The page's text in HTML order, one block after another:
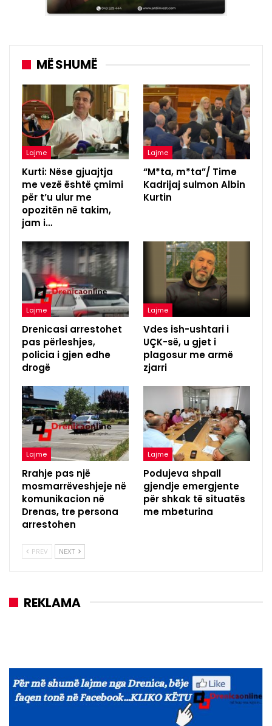
MË SHUMË
Lajme
Kurti: Nëse gjuajtja
me vezë është çmimi
për t’u ulur me
opozitën në takim,
jam i…
Lajme
“M*ta, m*ta”/ Time
Kadrijaj sulmon Albin
Kurtin
Lajme
Drenicasi arrestohet
pas përleshjes,
policia i gjen edhe
drogë
Lajme
Vdes ish-ushtari i
UÇK-së, u gjet i
plagosur me armë
zjarri
Lajme
Rrahje pas një
mosmarrëveshjeje në
komunikacion në
Drenas, tre persona
arrestohen
Lajme
Podujeva shpall
gjendje emergjente
për shkak të situatës
me mbeturina
PREV NEXT
REKLAMA